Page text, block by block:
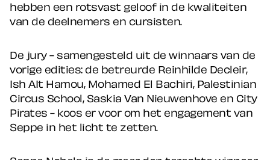
hebben een rotsvast geloof in de kwaliteiten
van de deelnemers en cursisten.
De jury - samengesteld uit de winnaars van de
vorige edities: de betreurde Reinhilde Decleir,
Ish AIt Hamou, Mohamed El Bachiri, Palestinian
Circus School, Saskia Van Nieuwenhove en City
Pirates - koos er voor om het engagement van
Seppe in het licht te zetten.